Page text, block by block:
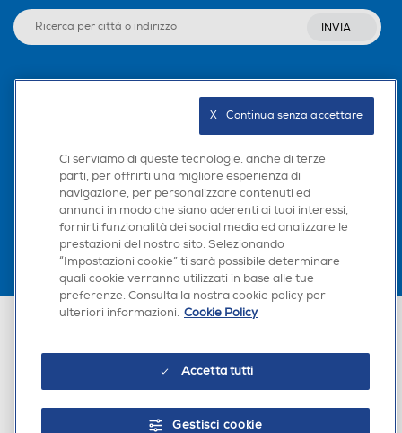
INVIA
Scarica la nostra app
Euronics Italia SpA. Sede legale Via Montefeltro, 6/a 20156 Milano
Ci serviamo di queste tecnologie, anche di terze
parti, per offrirti una migliore esperienza di
navigazione, per personalizzare contenuti ed
annunci in modo che siano aderenti ai tuoi interessi,
fornirti funzionalità dei social media ed analizzare le
prestazioni del nostro sito. Selezionando
“Impostazioni cookie” ti sarà possibile determinare
quali cookie verranno utilizzati in base alle tue
preferenze. Consulta la nostra cookie policy per
ulteriori informazioni. Cookie Policy
Accetta tutti
Gestisci cookie
X   Continua senza accettare